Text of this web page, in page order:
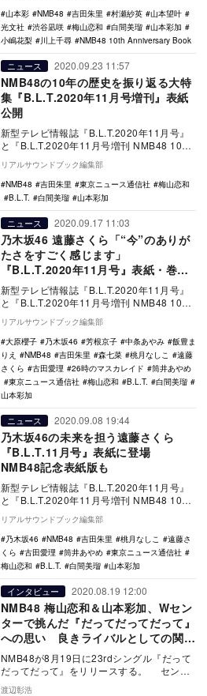
山本彩
NMB48 吉田朱里 村瀬紗英
山本望叶
光文社
渋谷凪咲 梅山恋和 白間美瑠
山本彩加
小嶋花梨
川上千尋 NMB48 10th Anniversary Book
ニュース 2020.09.23 11:57
NMB48の10年の歴史を振り返る大特
集『B.L.T.2020年11月号増刊』表紙
公開
新型テレビ情報誌『B.L.T.2020年11月号』
と『B.L.T.2020年11月号増刊 NMB48 10周
年記念表紙版』が、9…
リアルサウンドブック編集部
NMB48
吉田朱里 東京ニュース通信社
梅山恋和
B.L.T.
白間美瑠 山本彩加
ニュース 2020.09.17 11:03
乃木坂46 遠藤さくら「“今”のありが
たさをすごく感じます」
『B.L.T.2020年11月号』表紙・巻頭
グラビアに登場
新型テレビ情報誌『B.L.T.2020年11月号』
と『B.L.T.2020年11月号増刊 NMB48 10周
年記念表紙版』が、9…
リアルサウンドブック編集部
大原櫻子
乃木坂46 芳根京子 中条あやみ
飯豊ま
りえ
NMB48 吉田朱里 森七菜 桃月なしこ
遠藤
さくら
古田愛理 26時のマスカレイド
筒井あやめ
東京ニュース通信社
梅山恋和 B.L.T.
白間美瑠
山本彩加
ニュース 2020.09.08 19:44
乃木坂46の未来を担う遠藤さくら
『B.L.T.11月号』表紙に登場
NMB48記念表紙版も
新型テレビ情報誌『B.L.T.2020年11月号』
と『B.L.T.2020年11月号増刊 NMB48 10周
年記念表紙版』が、9…
リアルサウンドブック編集部
乃木坂46
NMB48 吉田朱里 桃月なしこ
遠藤さ
くら
古田愛理 筒井あやめ
東京ニュース通信社
梅山恋和
B.L.T. 白間美瑠 山本彩加
インタビュー 2020.08.19 12:00
NMB48 梅山恋和＆山本彩加、Wセン
ターで挑んだ『だってだってだって』
への思い 良きライバルとしての関係
性も語る
NMB48が8月19日に23rdシングル『だって
だってだって』をリリースする。 センタ
ーを務めるのは、梅山恋和と山本彩…
渡辺彰浩